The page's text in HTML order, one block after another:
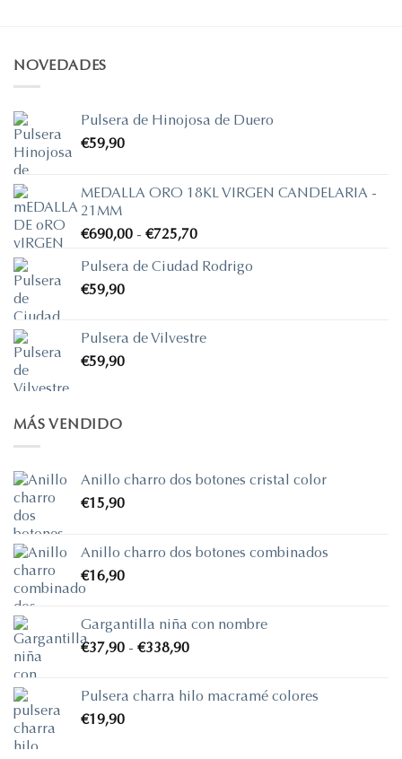
NOVEDADES
Pulsera de Hinojosa de Duero
€59,90
MEDALLA ORO 18KL VIRGEN CANDELARIA -
21MM
€690,00 - €725,70Rango
precios:
€725,70
Pulsera de Ciudad Rodrigo
€59,90
Pulsera de Vilvestre
€59,90
MÁS VENDIDO
Anillo charro dos botones cristal color
€15,90
Anillo charro dos botones combinados
€16,90
Gargantilla niña con nombre
€37,90 - €338,90Rango
desde
Pulsera charra hilo macramé colores
€19,90